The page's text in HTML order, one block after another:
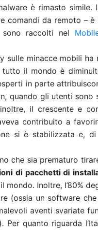
è rimasto simile.
comandi da remoto –
sono raccolti nel
sulle minacce mobili
il mondo è
in parte
quando gli utenti
il crescente e
contribuito a
si è stabilizzata e, di
che sia prematuro
di pacchetti di
Inoltre, l’80%
(ossia un software
aventi svariate
quanto riguarda